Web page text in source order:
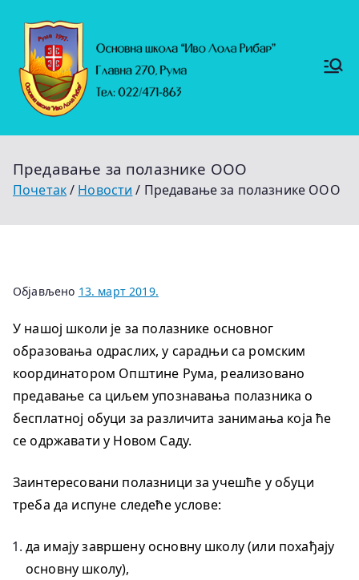
садржај
Основ
Лола
https://
vanje-
nastavl
jaju-
Предавање за полазнике ООО
Почетак Новости Предавање за полазнике ООО
Објављено 13. март 2019.
У нашој школи је за полазнике основног
образовања одраслих, у сарадњи са ромским
координатором Општине Рума, реализовано
предавање са циљем упознавања полазника о
бесплатној обуци за различита занимања која ће
се одржавати у Новом Саду.
Заинтересовани полазници за учешће у обуци
треба да испуне следеће услове:
да имају завршену основну школу (или похађају
основну школу),